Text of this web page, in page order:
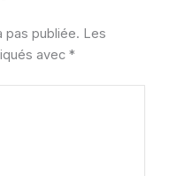
pas publiée. Les
avec*